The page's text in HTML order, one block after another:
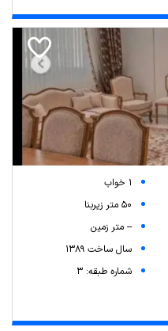
1 خواب
50 متر زیربنا
-- متر زمین
سال ساخت 1389
شماره طبقه: 3